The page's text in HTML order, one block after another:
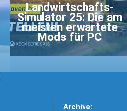
Landwirtschafts-
Simulator 25: Die am
meisten erwartete
Mods für PC
Archive: